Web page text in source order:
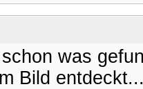
was
Bild